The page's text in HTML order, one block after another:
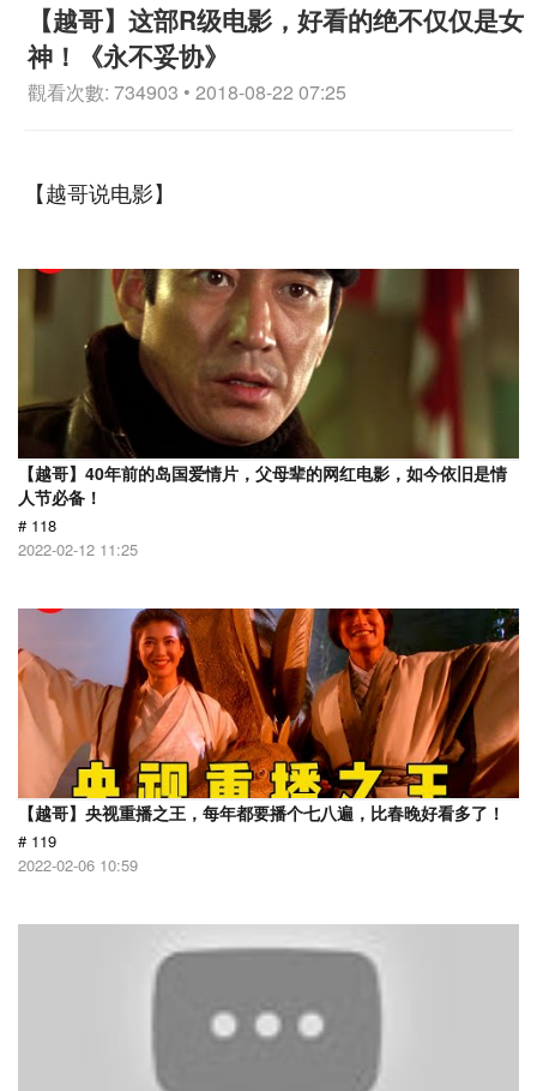
【越哥】这部R级电影，好看的绝不仅仅是女
神！《永不妥协》
觀看次數: 734903 • 2018-08-22 07:25
【越哥说电影】
【越哥】40年前的岛国爱情片，父母辈的网红电影，如今依旧是情
人节必备！
# 118
2022-02-12 11:25
【越哥】央视重播之王，每年都要播个七八遍，比春晚好看多了！
# 119
2022-02-06 10:59